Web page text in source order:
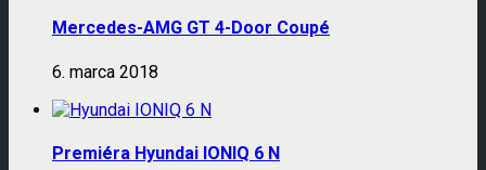
Mercedes-AMG GT 4-Door Coupé
6. marca 2018
Premiéra Hyundai IONIQ 6 N